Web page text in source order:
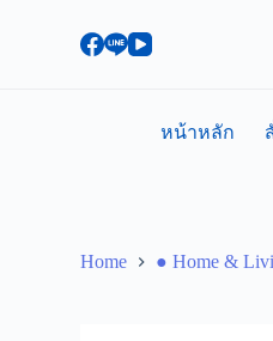
หน้าหลัก
Home ● Home &